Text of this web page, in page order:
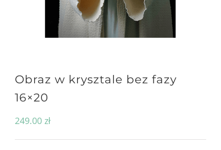
Obraz w krysztale bez fazy
16×20
249.00 zł